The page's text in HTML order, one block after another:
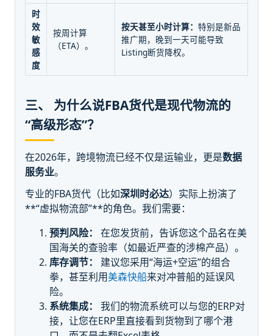
时
效
敏
感
度
按周计算
（ETA）。
按天甚至小时计算： 特别是新品
推广期，晚到一天可能导致
Listing断货降权。
三、 为什么说FBA货代是现代物流的
“高级形态”？
在2026年，跨境物流已经不仅是运输业，更是数据
服务业。
专业的FBA货代（比如深圳时必达）实际上扮演了
**“虚拟物流部”**的角色。我们需要：
预判风险：
在您发货前，告诉您这个品名在美
国海关的查验率（如最近严查的涉棉产品）。
库存调节：
建议您采用“海运+空运”的组合
拳，甚至利用美森快船来对冲普船的延误风
险。
系统集成：
我们的物流系统可以与您的ERP对
接，让您在ERP里直接看到货物到了哪个港